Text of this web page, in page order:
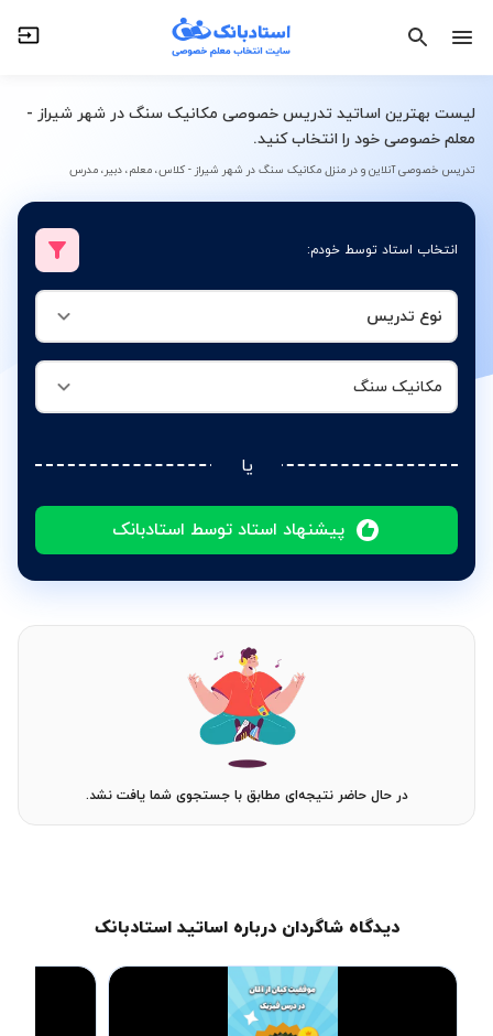
لیست بهترین اساتید تدریس خصوصی مکانیک سنگ در شهر شیراز -
معلم خصوصی خود را انتخاب کنید.
تدریس خصوصی آنلاین و در منزل مکانیک سنگ در شهر شیراز - کلاس، معلم، دبیر، مدرس
انتخاب استاد توسط خودم:
نوع تدریس
مکانیک سنگ
یا
پیشنهاد استاد توسط استادبانک
مکانیک سنگ
در حال حاضر نتیجه‌ای مطابق با جستجوی شما یافت نشد.
دیدگاه شاگردان درباره اساتید استادبانک